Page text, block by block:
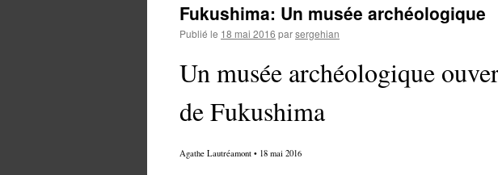
Fukushima: Un musée archéologique
Publié le 18 mai 2016 parsergehian
Un musée archéologique
de Fukushima
Agathe Lautréamont • 18 mai 2016